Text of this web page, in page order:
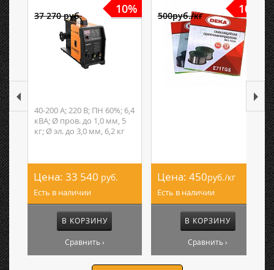
10%
37 270 руб.
40-200 А; 220 В; ПН 60%; 6,4
кВА; Ø пров. до 1,0 мм, 5
кг; Ø эл. до 3,0 мм, 6,2 кг
Цена: 33 540 руб.
Есть в наличии
В КОРЗИНУ
Сравнить ›
10%
500руб./кг
Цена: 450руб./кг
Есть в наличии
В КОРЗИНУ
Сравнить ›